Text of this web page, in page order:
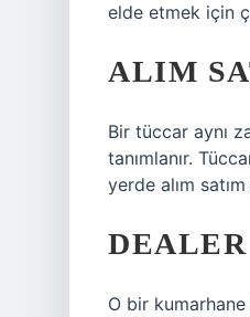
elde etmek için
ALIM
Bir tüccar aynı
tanımlanır.
yerde alım
O bir